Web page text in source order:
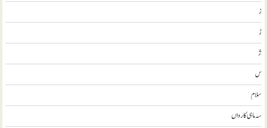
ز
ڑ
ژ
س
سلام
سہ ماہی کارواں